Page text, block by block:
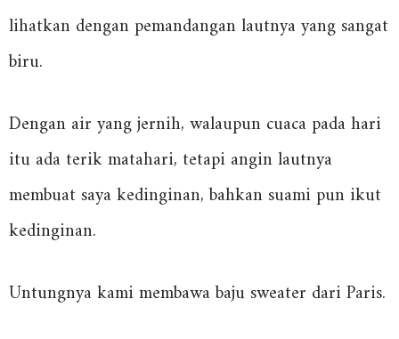
lihatkan dengan pemandangan lautnya yang sangat
biru.
Dengan air yang jernih, walaupun cuaca pada hari
itu ada terik matahari, tetapi angin lautnya
membuat saya kedinginan, bahkan suami pun ikut
kedinginan.
Untungnya kami membawa baju sweater dari Paris.